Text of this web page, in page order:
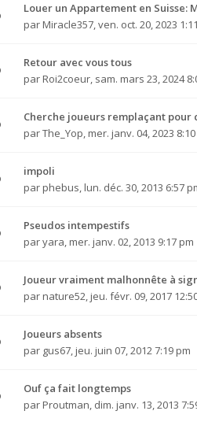
Louer un Appartement en Suisse:
par Miracle357,ven. oct. 20, 2023
Retour avec vous tous
par Roi2coeur, sam. mars 23, 2024
Cherche joueurs remplaçant pour
parThe_Yop, mer. janv. 04, 2023
impoli
par phebus, lun. déc. 30, 2013 6:57
Pseudos intempestifs
paryara, mer. janv. 02, 2013 9:17 pm
Joueur vraiment malhonnête à
par nature52, jeu. févr. 09, 2017
Joueurs absents
par gus67, jeu. juin 07, 2012 7:19 pm
Ouf ça fait longtemps
par Proutman, dim. janv. 13, 2013